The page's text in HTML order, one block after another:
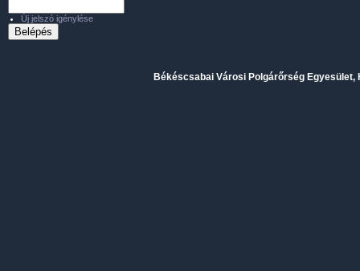
Új jelszó igénylése
Békéscsabai Városi Polgárőrség Egyesület,